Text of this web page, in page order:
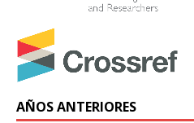
AÑOS ANTERIORES